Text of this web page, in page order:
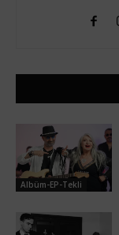
Albüm-EP-Tekli